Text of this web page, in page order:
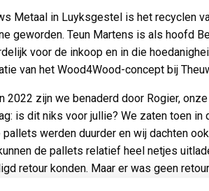
Metaal in Luyksgestel is het recyclen
geworden. Teun Martens is als hoofd
voor de inkoop en in die
van het Wood4Wood-concept bij
2022 zijn we benaderd door Rogier,
is dit niks voor jullie? We zaten toen in
pallets werden duurder en wij dachten
de pallets relatief heel netjes
retour konden. Maar er was geen